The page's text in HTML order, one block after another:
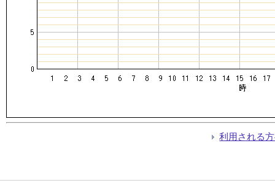
利用される